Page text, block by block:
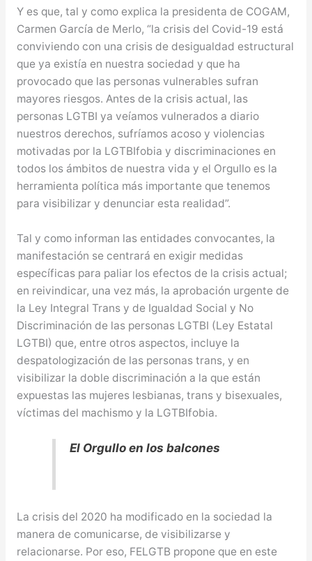
Y es que, tal y como explica la presidenta de COGAM,
Carmen García de Merlo, “la crisis del Covid-19 está
conviviendo con una crisis de desigualdad estructural
que ya existía en nuestra sociedad y que ha
provocado que las personas vulnerables sufran
mayores riesgos. Antes de la crisis actual, las
personas LGTBI ya veíamos vulnerados a diario
nuestros derechos, sufríamos acoso y violencias
motivadas por la LGTBIfobia y discriminaciones en
todos los ámbitos de nuestra vida y el Orgullo es la
herramienta política más importante que tenemos
para visibilizar y denunciar esta realidad”.
Tal y como informan las entidades convocantes, la
manifestación se centrará en exigir medidas
específicas para paliar los efectos de la crisis actual;
en reivindicar, una vez más, la aprobación urgente de
la Ley Integral Trans y de Igualdad Social y No
Discriminación de las personas LGTBI (Ley Estatal
LGTBI) que, entre otros aspectos, incluye la
despatologización de las personas trans, y en
visibilizar la doble discriminación a la que están
expuestas las mujeres lesbianas, trans y bisexuales,
víctimas del machismo y la LGTBIfobia.
El Orgullo en los balcones
La crisis del 2020 ha modificado en la sociedad la
manera de comunicarse, de visibilizarse y
relacionarse. Por eso, FELGTB propone que en este